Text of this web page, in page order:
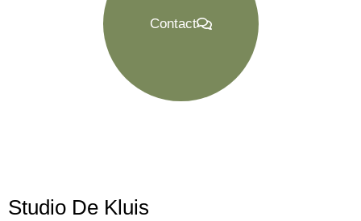
Contact
Studio De Kluis